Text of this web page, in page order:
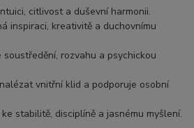
citlivost a duševní harmonii.
inspiraci, kreativitě a duchovnímu
soustředění, rozvahu a psychickou
vnitřní klid a podporuje osobní
stabilitě, disciplíně a jasnému myšlení.